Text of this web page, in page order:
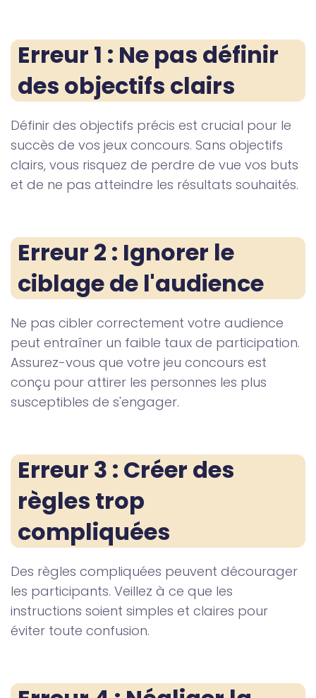
Erreur 1 : Ne pas définir
des objectifs clairs
Définir des objectifs précis est crucial pour le
succès de vos jeux concours. Sans objectifs
clairs, vous risquez de perdre de vue vos buts
et de ne pas atteindre les résultats souhaités.
Erreur 2 : Ignorer le
ciblage de l'audience
Ne pas cibler correctement votre audience
peut entraîner un faible taux de participation.
Assurez-vous que votre jeu concours est
conçu pour attirer les personnes les plus
susceptibles de s'engager.
Erreur 3 : Créer des
règles trop
compliquées
Des règles compliquées peuvent décourager
les participants. Veillez à ce que les
instructions soient simples et claires pour
éviter toute confusion.